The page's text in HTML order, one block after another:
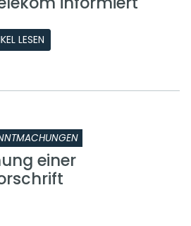
LESEN
einer